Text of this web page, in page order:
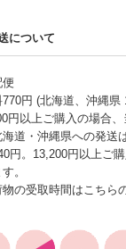
について
770円 (北海道、沖縄県
円以上ご購入の場合
道・沖縄県への発送
円。13,200円以上ご
。
物の受取時間はこちら